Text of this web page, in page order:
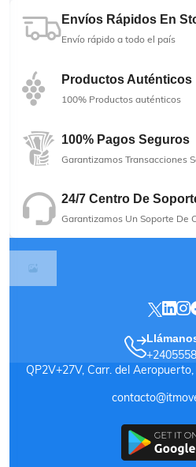
Envíos Rápidos En
Envío rápido a todo el país
Productos Auténticos
100% Productos auténticos
100% Pagos Seguros
Garantizamos Transacciones
24/7 Centro De
Garantizamos Un Soporte De
QP2V+27V, Carr. del